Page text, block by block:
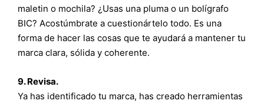
maletin o mochila? ¿Usas una pluma o un bolígrafo
BIC? Acostúmbrate a cuestionártelo todo. Es una
forma de hacer las cosas que te ayudará a mantener tu
marca clara, sólida y coherente.
9. Revisa.
Ya has identificado tu marca, has creado herramientas